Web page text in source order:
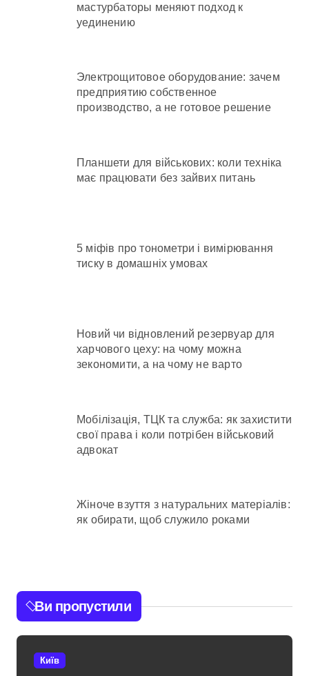
мастурбаторы меняют подход к
уединению
Электрощитовое оборудование: зачем
предприятию собственное
производство, а не готовое решение
Планшети для військових: коли техніка
має працювати без зайвих питань
5 міфів про тонометри і вимірювання
тиску в домашніх умовах
Новий чи відновлений резервуар для
харчового цеху: на чому можна
зекономити, а на чому не варто
Мобілізація, ТЦК та служба: як захистити
свої права і коли потрібен військовий
адвокат
Жіноче взуття з натуральних матеріалів:
як обирати, щоб служило роками
Ви пропустили
Київ